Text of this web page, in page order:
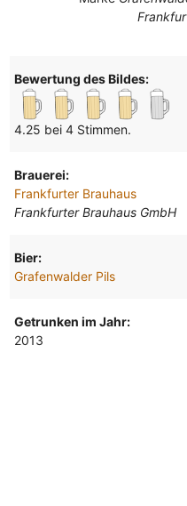
Bewertung des Bildes:
4.25 bei 4 Stimmen.
Brauerei:
Frankfurter Brauhaus
Frankfurter Brauhaus GmbH
Bier:
Grafenwalder Pils
Getrunken im Jahr:
2013